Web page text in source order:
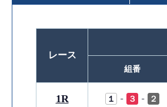
レース
組番
1R １ - ３ - ２